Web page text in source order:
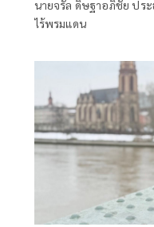
นายจรัล ดิษฐาอภิชัย ปร
ไร้พรมแดน